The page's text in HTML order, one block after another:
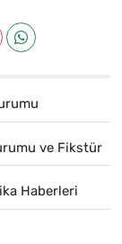
ve Fikstür
Haberleri